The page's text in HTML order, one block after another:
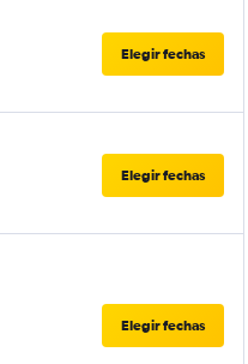
Elegir fechas
Elegir fechas
Elegir fechas